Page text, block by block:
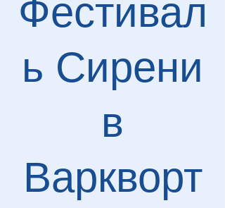
Фестивал
ь Сирени
в
Варкворт